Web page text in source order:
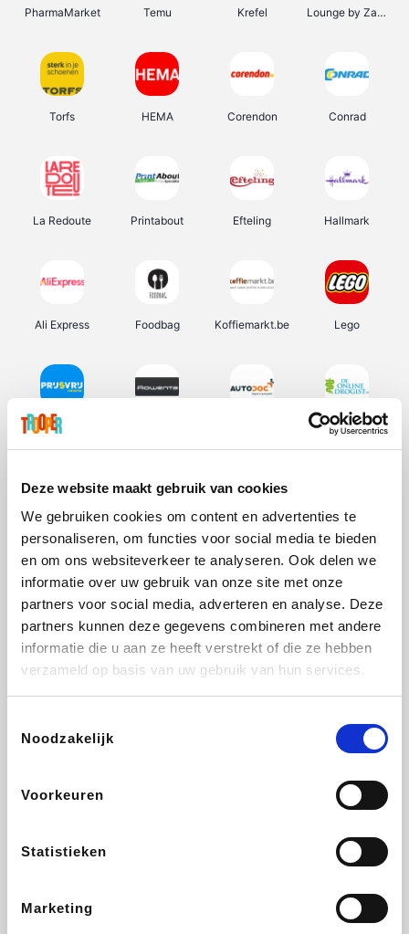
Deze website maakt gebruik van cookies
We gebruiken cookies om content en advertenties te
personaliseren, om functies voor social media te bieden
en om ons websiteverkeer te analyseren. Ook delen we
informatie over uw gebruik van onze site met onze
partners voor social media, adverteren en analyse. Deze
partners kunnen deze gegevens combineren met andere
informatie die u aan ze heeft verstrekt of die ze hebben
verzameld op basis van uw gebruik van hun services.
Noodzakelijk
Voorkeuren
Statistieken
Marketing
PharmaMarket Temu Krefel Lounge by Zalando
Torfs HEMA Corendon Conrad
La Redoute Printabout Efteling Hallmark
Ali Express Foodbag Koffiemarkt.be Lego
Prijsvrij De Online Drogist
Vidaxl Lampenlicht.be Plopsa Adidas
All Accor
DectDirect
SupraBazar